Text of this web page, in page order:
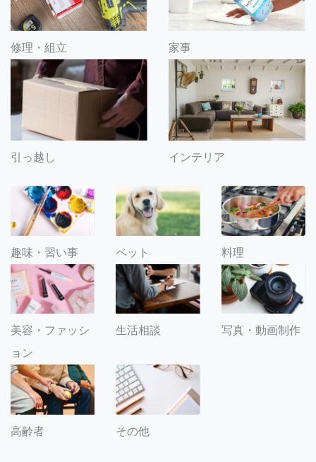
修理・組立 家事
引っ越し インテリア
趣味・習い事 ペット 料理
美容・ファッシ
ョン
生活相談 写真・動画制作
高齢者 その他